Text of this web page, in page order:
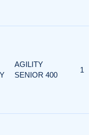
AGILITY
SENIOR 400
1